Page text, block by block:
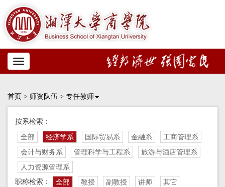
Toggle
navigation
首页 > 师资队伍 > 专任教师
按系检索：
全部 经济学系 国际贸易系 金融系
工商管理系
会计与财务系
管理科学与工程系
旅游与酒店管理系
人力资源管理系
职称检索：
全部 教授 副教授 讲师 其它